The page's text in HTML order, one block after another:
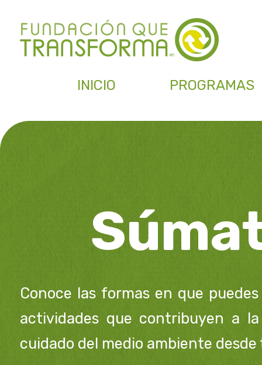
INICIO PROGRAMAS
Conoce las formas en que
actividades que contribuyen a
cuidado del medio ambiente